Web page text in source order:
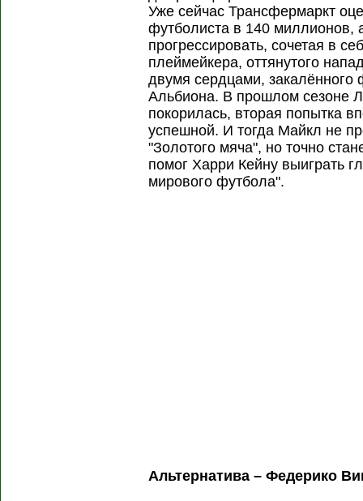
Уже сейчас Трансфермаркт
футболиста в 140 миллионов,
прогрессировать, сочетая в
плеймейкера, оттянутого
двумя сердцами,
Альбиона. В прошлом сезоне
покорилась, вторая попытка
успешной. И тогда Майкл не
"Золотого мяча", но точно
помог Харри Кейну выиграть
мирового футбола".
Альтернатива – Федерико